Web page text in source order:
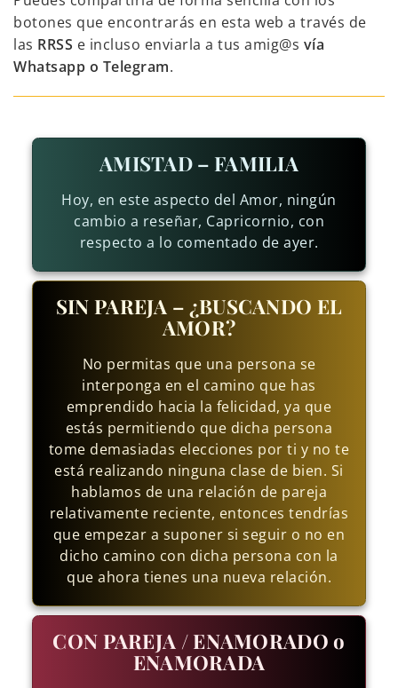
botones que encontrarás en esta web a través de
las RRSS e incluso enviarla a tus amig@s vía
Whatsapp o Telegram.
AMISTAD – FAMILIA
Hoy, en este aspecto del Amor, ningún
cambio a reseñar, Capricornio, con
respecto a lo comentado de ayer.
SIN PAREJA – ¿BUSCANDO EL
AMOR?
No permitas que una persona se
interponga en el camino que has
emprendido hacia la felicidad, ya que
estás permitiendo que dicha persona
tome demasiadas elecciones por ti y no te
está realizando ninguna clase de bien. Si
hablamos de una relación de pareja
relativamente reciente, entonces tendrías
que empezar a suponer si seguir o no en
dicho camino con dicha persona con la
que ahora tienes una nueva relación.
CON PAREJA / ENAMORADO o
ENAMORADA